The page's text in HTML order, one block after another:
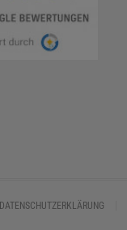
DATENSCHUTZERKLÄRUNG